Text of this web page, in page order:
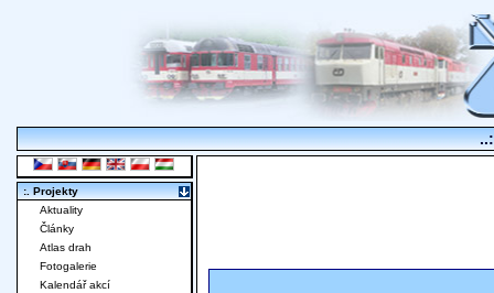
:. Projekty
Aktuality
Články
Atlas drah
Fotogalerie
Kalendář akcí